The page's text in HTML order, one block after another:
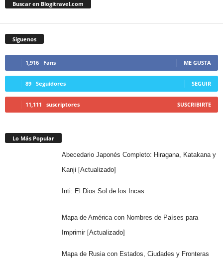
Buscar en Blogitravel.com
Síguenos
1,916 Fans ME GUSTA
89 Seguidores SEGUIR
11,111 suscriptores SUSCRIBIRTE
Lo Más Popular
Abecedario Japonés Completo: Hiragana, Katakana y
Kanji [Actualizado]
Inti: El Dios Sol de los Incas
Mapa de América con Nombres de Países para
Imprimir [Actualizado]
Mapa de Rusia con Estados, Ciudades y Fronteras